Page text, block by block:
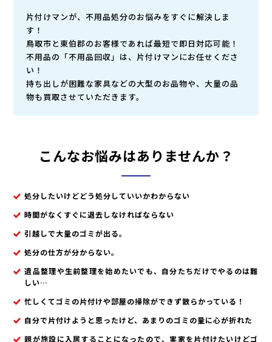
片付けマンが、不用品処分のお悩みをすぐに解決しま
す！
鳥取市と東伯郡のお客様であれば最短で即日対応可能！
不用品の「不用品回収」は、片付けマンにお任せくださ
い！
持ち出しが困難な家具などの大型のお品物や、大量の品
物も買取させていただきます。
こんなお悩みはありませんか？
処分したいけどどう処分していいかわからない
時間がなくすぐに退去しなければならない
引越しで大量のゴミが出る。
処分の仕方が分からない。
遺品整理や生前整理を始めたいでも、自分たちだけでやるのは難
しい…
忙しくてゴミの片付けや部屋の掃除ができず散らかっている！
自分で片付けようと思ったけど、あまりのゴミの量に心が折れた
親が施設に入居することになったので、実家を片付けたいけどゴ